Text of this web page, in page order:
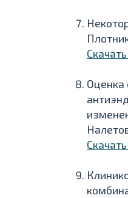
Оценка